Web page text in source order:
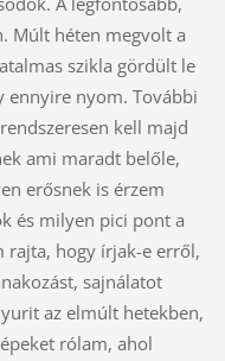
Múlt héten megvolt a
szikla gördült le
ennyire nyom. További
kell majd
ami maradt belőle,
erősnek is érzem
és milyen pici pont a
rajta, hogy írjak-e erről,
sajnálatot
az elmúlt hetekben,
rólam, ahol